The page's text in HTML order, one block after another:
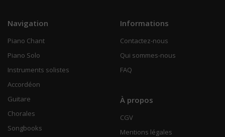
Navigation
Piano Chant
Piano Solo
Instruments solistes
Accordéon
Guitare
Chorales
Songbooks
Informations
Contactez-nous
Qui sommes-nous
FAQ
À propos
CGV
Mentions légales